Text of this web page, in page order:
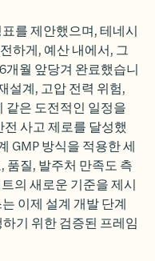
를 제안했으며, 테네시
하게, 예산 내에서, 그
개월 앞당겨 완료했습니
설계, 고압 전력 위험,
같은 도전적인 일정을
사고 제로를 달성했
GMP 방식을 적용한 세
품질, 발주처 만족도 측
의 새로운 기준을 제시
이제 설계 개발 단계
기 위한 검증된 프레임